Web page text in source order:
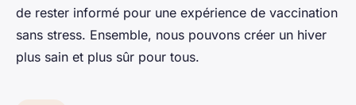
de rester informé pour une expérience de vaccination
sans stress. Ensemble, nous pouvons créer un hiver
plus sain et plus sûr pour tous.